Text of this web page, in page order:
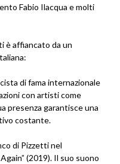
Fabio Ilacqua e molti
è affiancato da un
di fama internazionale
con artisti come
presenza garantisce una
costante.
di Pizzetti nel
(2019). Il suo suono